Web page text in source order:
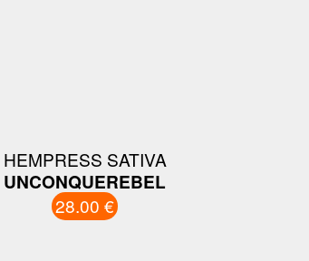
HEMPRESS SATIVA
UNCONQUEREBEL
28.00 €